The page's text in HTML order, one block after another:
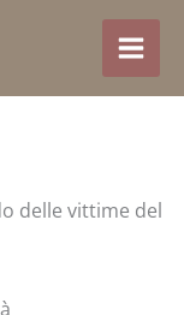
delle vittime del